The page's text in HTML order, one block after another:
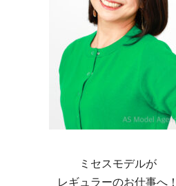
ミセスモデルが
レギュラーのお仕事へ！